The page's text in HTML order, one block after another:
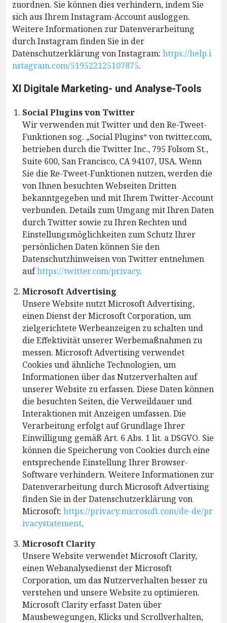
zuordnen. Sie können dies verhindern, indem Sie
sich aus Ihrem Instagram-Account ausloggen.
Weitere Informationen zur Datenverarbeitung
durch Instagram finden Sie in der
Datenschutzerklärung von Instagram: https://help.i
nstagram.com/519522125107875.
XI Digitale Marketing- und Analyse-Tools
Social Plugins von Twitter
Wir verwenden mit Twitter und den Re-Tweet-
Funktionen sog. „Social Plugins“ von twitter.com,
betrieben durch die Twitter Inc., 795 Folsom St.,
Suite 600, San Francisco, CA 94107, USA. Wenn
Sie die Re-Tweet-Funktionen nutzen, werden die
von Ihnen besuchten Webseiten Dritten
bekanntgegeben und mit Ihrem Twitter-Account
verbunden. Details zum Umgang mit Ihren Daten
durch Twitter sowie zu Ihren Rechten und
Einstellungsmöglichkeiten zum Schutz Ihrer
persönlichen Daten können Sie den
Datenschutzhinweisen von Twitter entnehmen
aufhttps://twitter.com/privacy.
Microsoft Advertising
Unsere Website nutzt Microsoft Advertising,
einen Dienst der Microsoft Corporation, um
zielgerichtete Werbeanzeigen zu schalten und
die Effektivität unserer Werbemaßnahmen zu
messen. Microsoft Advertising verwendet
Cookies und ähnliche Technologien, um
Informationen über das Nutzerverhalten auf
unserer Website zu erfassen. Diese Daten können
die besuchten Seiten, die Verweildauer und
Interaktionen mit Anzeigen umfassen. Die
Verarbeitung erfolgt auf Grundlage Ihrer
Einwilligung gemäß Art. 6 Abs. 1 lit. a DSGVO. Sie
können die Speicherung von Cookies durch eine
entsprechende Einstellung Ihrer Browser-
Software verhindern. Weitere Informationen zur
Datenverarbeitung durch Microsoft Advertising
finden Sie in der Datenschutzerklärung von
Microsoft: https://privacy.microsoft.com/de-de/pr
ivacystatement.
Microsoft Clarity
Unsere Website verwendet Microsoft Clarity,
einen Webanalysedienst der Microsoft
Corporation, um das Nutzerverhalten besser zu
verstehen und unsere Website zu optimieren.
Microsoft Clarity erfasst Daten über
Mausbewegungen, Klicks und Scrollverhalten,